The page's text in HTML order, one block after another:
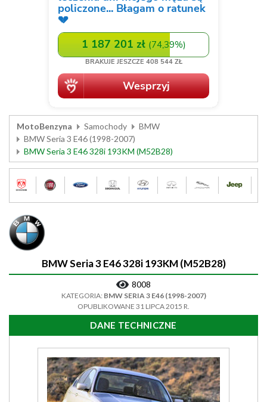
MotoBenzyna Samochody
BMW
BMW Seria 3 E46 (1998-2007)
BMW Seria 3 E46 328i 193KM (M52B28)
BMW Seria 3 E46 328i 193KM (M52B28)
8008
KATEGORIA: BMW SERIA 3 E46 (1998-2007)
OPUBLIKOWANE 31 LIPCA 2015 R.
DANE TECHNICZNE